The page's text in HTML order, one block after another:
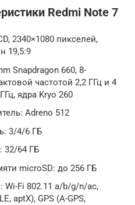
Redmi Note 7
2340×1080 пикселей,
19,5:9
Snapdragon 660, 8-
частотой 2,2 ГГц и 4
ядра Kryo 260
Adreno 512
3/4/6 ГБ
32/64 ГБ
microSD: до 256 ГБ
Wi-Fi 802.11 a/b/g/n/ac,
aptX), GPS (A-GPS,